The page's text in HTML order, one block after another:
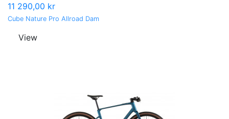
11 290,00 kr
Cube Nature Pro Allroad Dam
View